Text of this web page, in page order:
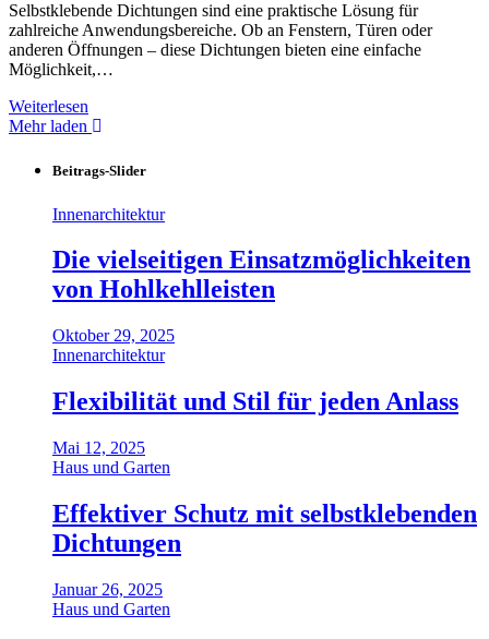
Selbstklebende Dichtungen sind eine praktische Lösung für
zahlreiche Anwendungsbereiche. Ob an Fenstern, Türen oder
anderen Öffnungen – diese Dichtungen bieten eine einfache
Möglichkeit,…
Weiterlesen
Mehr laden
Beitrags-Slider
Innenarchitektur
Die vielseitigen Einsatzmöglichkeiten
von Hohlkehlleisten
Oktober 29, 2025
Innenarchitektur
Flexibilität und Stil für jeden Anlass
Mai 12, 2025
Haus und Garten
Effektiver Schutz mit selbstklebenden
Dichtungen
Januar 26, 2025
Haus und Garten